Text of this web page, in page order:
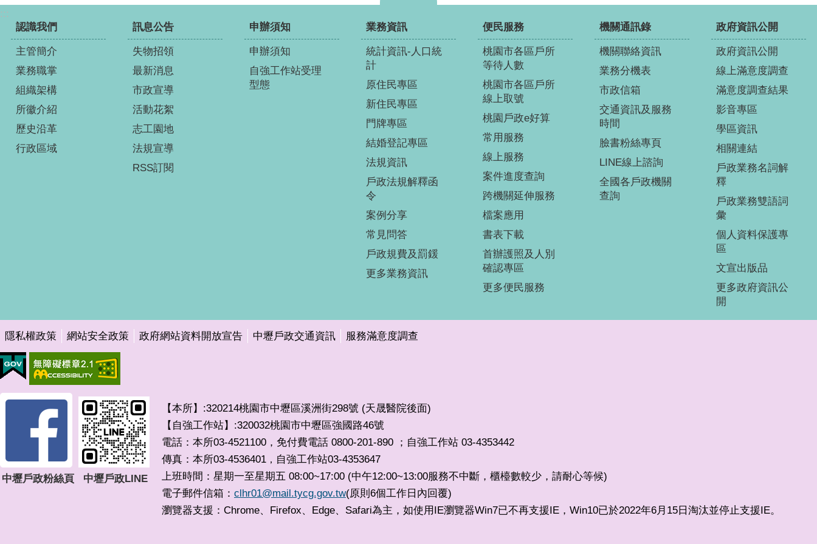
:::
認識我們
主管簡介
業務職掌
組織架構
所徽介紹
歷史沿革
行政區域
訊息公告
失物招領
最新消息
市政宣導
活動花絮
志工園地
法規宣導
RSS訂閱
申辦須知
申辦須知
自強工作站受理
型態
業務資訊
統計資訊-人口統
計
原住民專區
新住民專區
門牌專區
結婚登記專區
法規資訊
戶政法規解釋函
令
案例分享
常見問答
戶政規費及罰鍰
更多業務資訊
便民服務
桃園市各區戶所
等待人數
桃園市各區戶所
線上取號
桃園戶政e好算
常用服務
線上服務
案件進度查詢
跨機關延伸服務
檔案應用
書表下載
首辦護照及人別
確認專區
更多便民服務
機關通訊錄
機關聯絡資訊
業務分機表
市政信箱
交通資訊及服務
時間
臉書粉絲專頁
LINE線上諮詢
全國各戶政機關
查詢
政府資訊公開
政府資訊公開
線上滿意度調查
滿意度調查結果
影音專區
學區資訊
相關連結
戶政業務名詞解
釋
戶政業務雙語詞
彙
個人資料保護專
區
文宣出版品
更多政府資訊公
開
隱私權政策 網站安全政策 政府網站資料開放宣告 中壢戶政交通資訊 服務滿意度調查
中壢戶政粉絲頁 中壢戶政LINE
【本所】:320214桃園市中壢區溪洲街298號 (天晟醫院後面)
【自強工作站】:320032桃園市中壢區強國路46號
電話：本所03-4521100，免付費電話 0800-201-890 ；自強工作站 03-4353442
傳真：本所03-4536401 ， 自強工作站03-4353647
上班時間：星期一至星期五 08:00~17:00 (中午12:00~13:00服務不中斷，櫃檯數較少，請耐心等候)
電子郵件信箱： clhr01@mail.tycg.gov.tw(原則6個工作日內回覆)
瀏覽器支援：Chrome、Firefox、Edge、Safari為主，如使用IE瀏覽器Win7已不再支援IE，Win10已於2022年6月15日淘汰並停止支援IE。